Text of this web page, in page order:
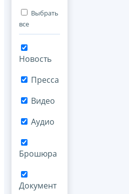
Выбрать
все
Новость
Пресса
Видео
Аудио
Брошюра
Документ